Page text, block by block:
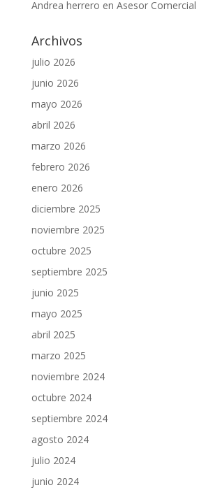
Andrea herrero en Asesor Comercial
Archivos
julio 2026
junio 2026
mayo 2026
abril 2026
marzo 2026
febrero 2026
enero 2026
diciembre 2025
noviembre 2025
octubre 2025
septiembre 2025
junio 2025
mayo 2025
abril 2025
marzo 2025
noviembre 2024
octubre 2024
septiembre 2024
agosto 2024
julio 2024
junio 2024